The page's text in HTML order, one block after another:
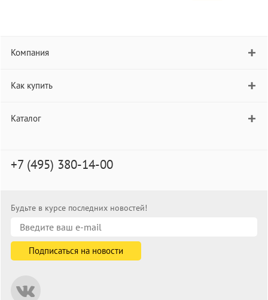
Компания
Как купить
Каталог
+7 (495) 380-14-00
Будьте в курсе последних новостей!